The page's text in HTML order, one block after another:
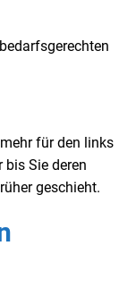
für den links
Sie deren
geschieht.